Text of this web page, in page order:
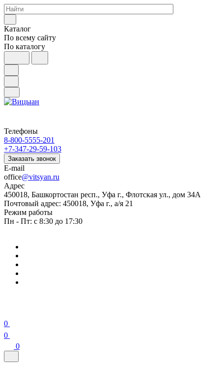
Каталог
По всему сайту
По каталогу
Телефоны
8-800-5555-201
+7-347-29-59-103
Заказать звонок
E-mail
office@vitsyan.ru
Адрес
450018, Башкортостан респ., Уфа г., Флотская ул., дом 34А
Почтовый адрес: 450018, Уфа г., а/я 21
Режим работы
Пн - Пт: с 8:30 до 17:30
0
0
0